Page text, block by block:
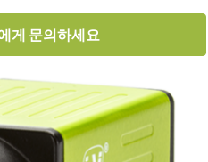
게 문의하세요